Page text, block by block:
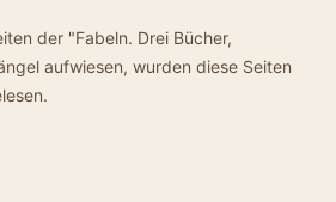
der "Fabeln. Drei Bücher,
aufwiesen, wurden diese Seiten